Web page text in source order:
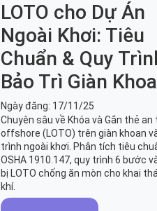
LOTO cho Dự Án
Ngoài Khơi: Tiêu
Chuẩn & Quy
Bảo Trì Giàn
Ngày đăng: 17/11/25
Chuyên sâu về Khóa và Gắn thẻ an
offshore (LOTO) trên giàn khoan
trình ngoài khơi. Phân tích tiêu
OSHA 1910.147, quy trình 6 bước
bị LOTO chống ăn mòn cho khai
khí.